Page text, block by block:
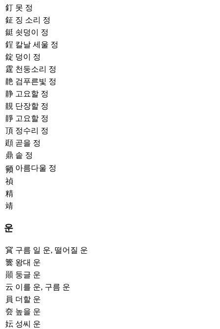
釘 못 정
鉦 징 소리 정
鋌 쇳덩이 정
鋥 칼날 세울 정
錠 덩이 정
霆 천둥소리 정
靘 검푸른빛 정
静 고요할 정
靚 단장할 정
靜 고요할 정
頂 정수리 정
頲 곧을 정
鼎 솥 정
𩓞 아름다울 정
禎
精
靖
운
䆬 구름 일 운, 떨어질 운
䉙 왕대 운
䫟 둥글 운
云 이를 운, 구름 운
員 더할 운
夽 높을 운
妘 성씨 운